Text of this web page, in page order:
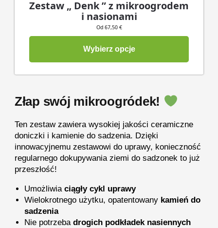
Zestaw „ Denk ” z mikroogrodem
i nasionami
Od 67,50 €
Wybierz opcje
Złap swój mikroogródek!
Ten zestaw zawiera wysokiej jakości ceramiczne
doniczki i kamienie do sadzenia. Dzięki
innowacyjnemu zestawowi do uprawy, konieczność
regularnego dokupywania ziemi do sadzonek to już
przeszłość!
Umożliwia ciągły cykl uprawy
Wielokrotnego użytku, opatentowany kamień do
sadzenia
Nie potrzeba drogich podkładek nasiennych